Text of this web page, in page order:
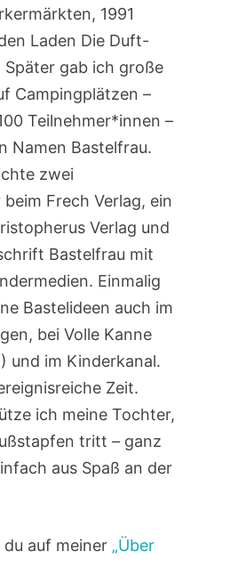
1991
Laden Die Duft-
Später gab ich große
Campingplätzen –
Teilnehmer*innen –
Namen Bastelfrau.
zwei
Frech Verlag, ein
Verlag und
Bastelfrau mit
Einmalig
Bastelideen auch im
bei Volle Kanne
und im Kinderkanal.
Zeit.
ich meine Tochter,
tritt – ganz
aus Spaß an der
auf meiner „Über